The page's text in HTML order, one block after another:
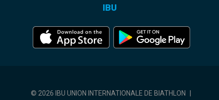
IBU
© 2026 IBU UNION INTERNATIONALE DE BIATHLON